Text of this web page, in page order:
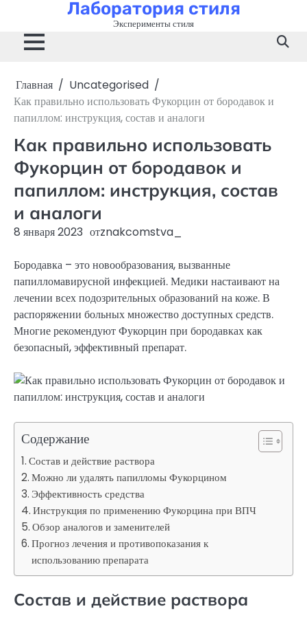
содержимому
Лаборатория стиля
Эксперименты стиля
Главная
Uncategorised
Как правильно использовать Фукорцин от бородавок и
папиллом: инструкция, состав и аналоги
Как правильно использовать
Фукорцин от бородавок и
папиллом: инструкция, состав
и аналоги
8 января 2023 отznakcomstva_
Бородавка – это новообразования, вызванные
папилломавирусной инфекцией. Медики настаивают на
лечении всех подозрительных образований на коже. В
распоряжении больных множество доступных средств.
Многие рекомендуют Фукорцин при бородавках как
безопасный, эффективный препарат.
Содержание
Состав и действие раствора
Можно ли удалять папилломы Фукорцином
Эффективность средства
Инструкция по применению Фукорцина при ВПЧ
Обзор аналогов и заменителей
Прогноз лечения и противопоказания к
использованию препарата
Состав и действие раствора